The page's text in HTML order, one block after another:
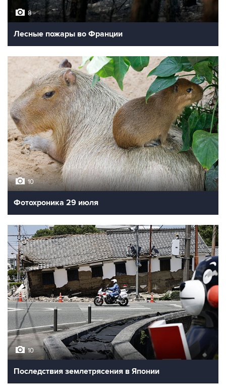
8
Лесные пожары во Франции
10
Фотохроника 29 июля
10
Последствия землетрясения в Японии